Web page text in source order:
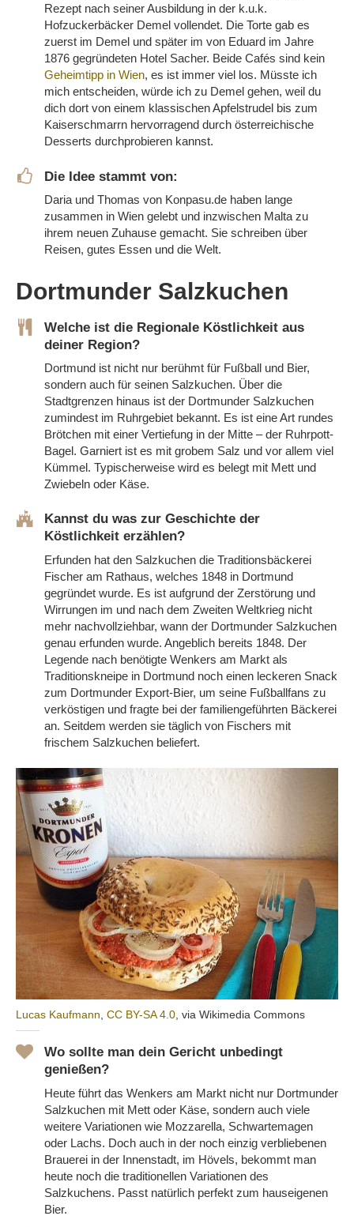
Rezept nach seiner Ausbildung in der k.u.k.
Hofzuckerbäcker Demel vollendet. Die Torte gab es
zuerst im Demel und später im von Eduard im Jahre
1876 gegründeten Hotel Sacher. Beide Cafés sind kein
Geheimtipp in Wien, es ist immer viel los. Müsste ich
mich entscheiden, würde ich zu Demel gehen, weil du
dich dort von einem klassischen Apfelstrudel bis zum
Kaiserschmarrn hervorragend durch österreichische
Desserts durchprobieren kannst.
Die Idee stammt von:
Daria und Thomas von Konpasu.de haben lange
zusammen in Wien gelebt und inzwischen Malta zu
ihrem neuen Zuhause gemacht. Sie schreiben über
Reisen, gutes Essen und die Welt.
Dortmunder Salzkuchen
Welche ist die Regionale Köstlichkeit aus
deiner Region?
Dortmund ist nicht nur berühmt für Fußball und Bier,
sondern auch für seinen Salzkuchen. Über die
Stadtgrenzen hinaus ist der Dortmunder Salzkuchen
zumindest im Ruhrgebiet bekannt. Es ist eine Art rundes
Brötchen mit einer Vertiefung in der Mitte – der Ruhrpott-
Bagel. Garniert ist es mit grobem Salz und vor allem viel
Kümmel. Typischerweise wird es belegt mit Mett und
Zwiebeln oder Käse.
Kannst du was zur Geschichte der
Köstlichkeit erzählen?
Erfunden hat den Salzkuchen die Traditionsbäckerei
Fischer am Rathaus, welches 1848 in Dortmund
gegründet wurde. Es ist aufgrund der Zerstörung und
Wirrungen im und nach dem Zweiten Weltkrieg nicht
mehr nachvollziehbar, wann der Dortmunder Salzkuchen
genau erfunden wurde. Angeblich bereits 1848. Der
Legende nach benötigte Wenkers am Markt als
Traditionskneipe in Dortmund noch einen leckeren Snack
zum Dortmunder Export-Bier, um seine Fußballfans zu
verköstigen und fragte bei der familiengeführten Bäckerei
an. Seitdem werden sie täglich von Fischers mit
frischem Salzkuchen beliefert.
Lucas Kaufmann, CC BY-SA 4.0, via Wikimedia Commons
Wo sollte man dein Gericht unbedingt
genießen?
Heute führt das Wenkers am Markt nicht nur Dortmunder
Salzkuchen mit Mett oder Käse, sondern auch viele
weitere Variationen wie Mozzarella, Schwartemagen
oder Lachs. Doch auch in der noch einzig verbliebenen
Brauerei in der Innenstadt, im Hövels, bekommt man
heute noch die traditionellen Variationen des
Salzkuchens. Passt natürlich perfekt zum hauseigenen
Bier.